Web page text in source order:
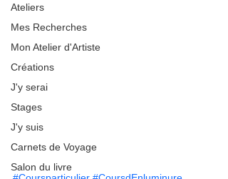
Ateliers
Mes Recherches
Mon Atelier d'Artiste
Créations
J'y serai
Stages
J'y suis
Carnets de Voyage
Salon du livre